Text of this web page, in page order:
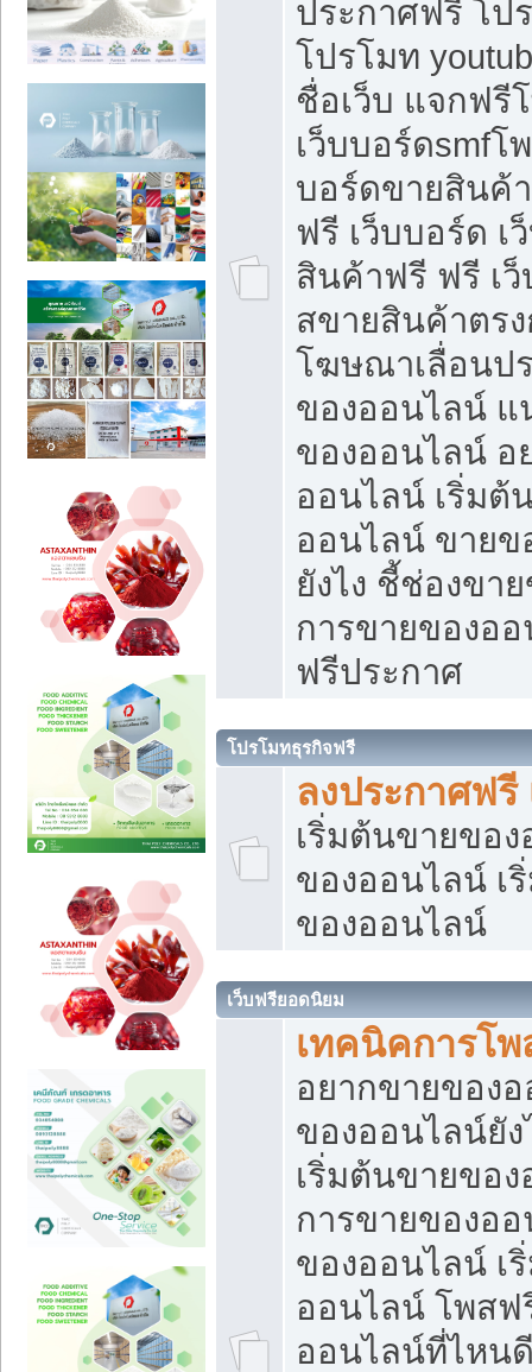
ประกาศฟรี โป
โปรโมท
ชื่อเว็บ แจกฟรี
เว็บบอร์ดsmfโ
บอร์ดขายสินค้
ฟรี เว็บบอร์ด เ
สินค้าฟรี ฟรี เ
สขายสินค้าตร
โฆษณาเลื่อนป
ของออนไลน์ แ
ของออนไลน์ อ
ออนไลน์ เริ่มต้
ออนไลน์ ขายข
ยังไง ชี้ช่องขา
การขายของออ
ฟรีประกาศ
โปรโมทธุรกิจฟรี
ลงประกาศฟรี
เริ่มต้นขายขอ
ของออนไลน์ เ
ของออนไลน์
เว็บฟรียอดนิยม
เทคนิคการโ
อยากขายของ
ของออนไลน์ยั
เริ่มต้นขายของ
การขายของอ
ของออนไลน์ เ
ออนไลน์ โพสฟ
ออนไลน์ที่ไหน